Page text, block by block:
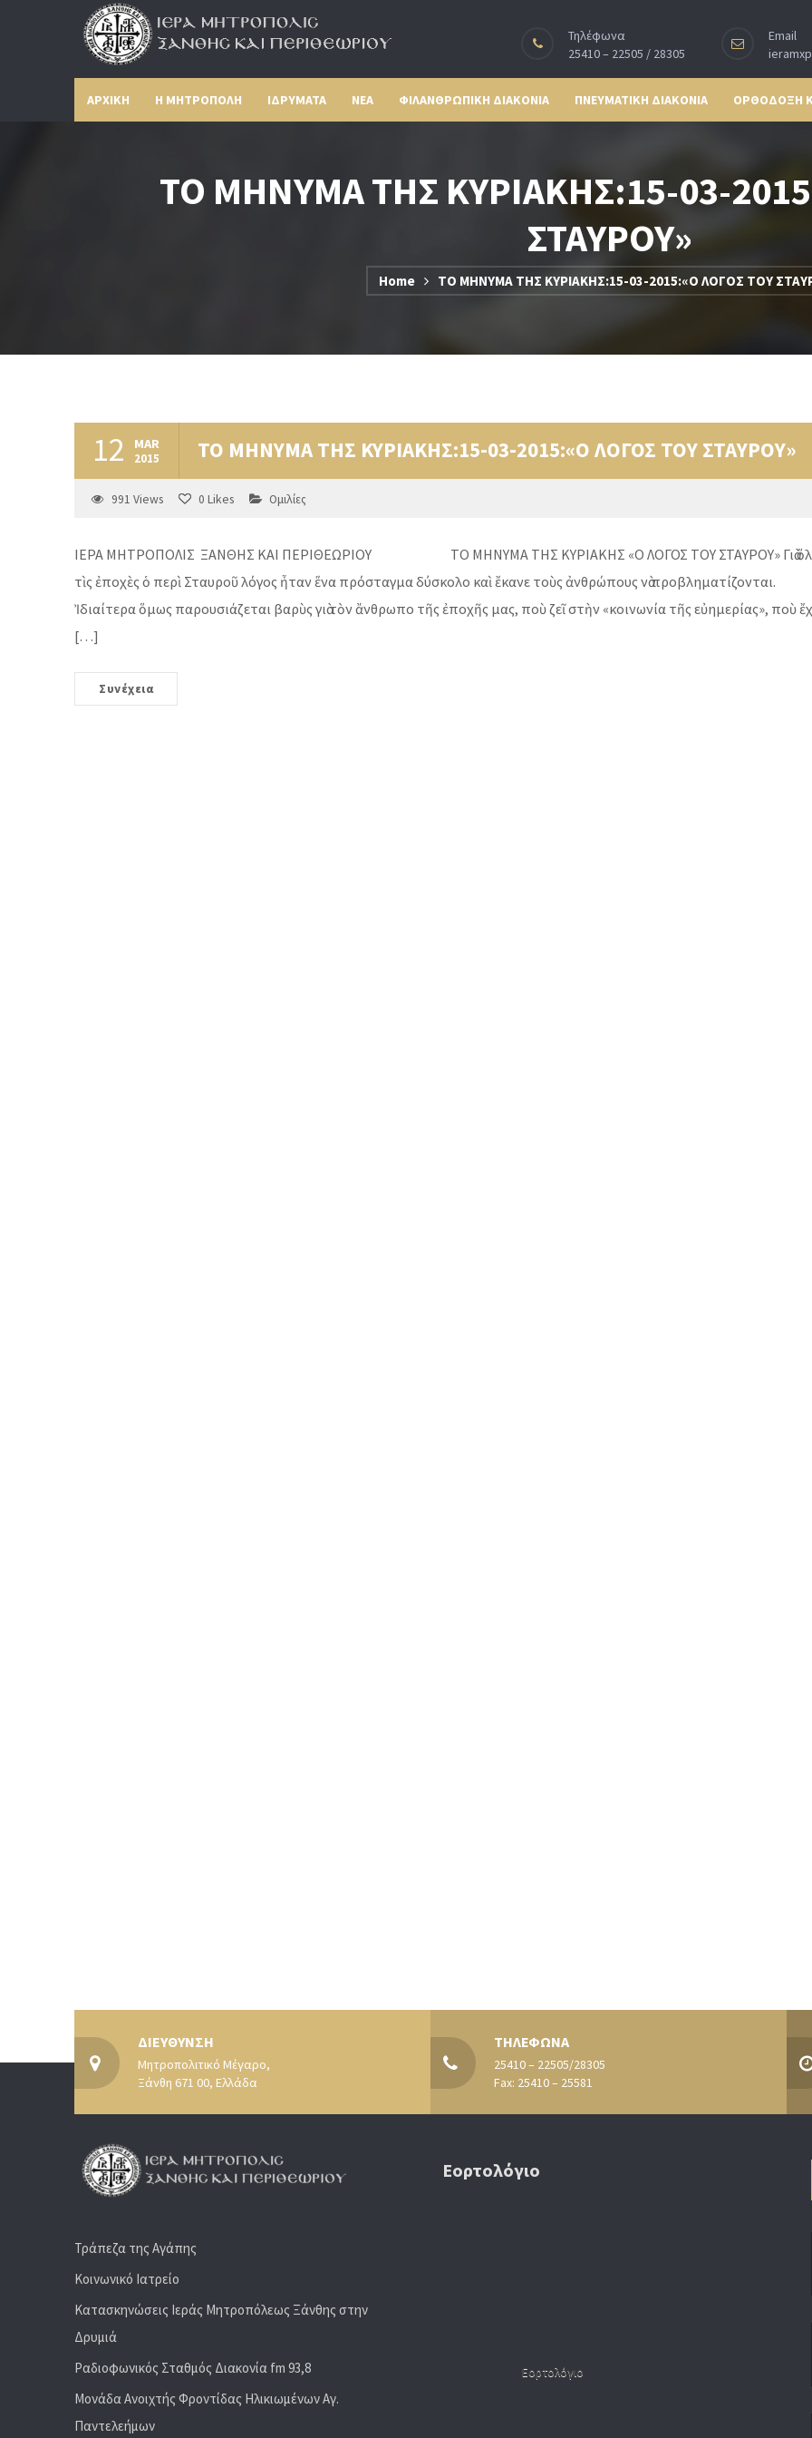
Τηλέφωνα
25410 – 22505 / 28305
Email
ΑΡΧΙΚΗ Η ΜΗΤΡΟΠΟΛΗ ΙΔΡΥΜΑΤΑ ΝΕΑ ΦΙΛΑΝΘΡΩΠΙΚΗ ΔΙΑΚΟΝΙΑ ΠΝΕΥΜΑΤΙΚΗ ΔΙΑΚΟΝΙΑ ΟΡΘΟΔΟΞΗ
ΤΟ ΜΗΝΥΜΑ ΤΗΣ ΚΥΡΙΑΚΗΣ:15-03-
ΣΤΑΥΡΟΥ»
Home ΤΟ ΜΗΝΥΜΑ ΤΗΣ ΚΥΡΙΑΚΗΣ:15-03-2015:«Ο ΛΟΓΟΣ ΤΟΥ
12 MAR
2015 ΤΟ ΜΗΝΥΜΑ ΤΗΣ ΚΥΡΙΑΚΗΣ:15-03-2015:«Ο ΛΟΓΟΣ ΤΟΥ ΣΤΑΥΡΟΥ»
991 Views 0 Likes Ομιλίες
ΙΕΡΑ ΜΗΤΡΟΠΟΛΙΣ ΞΑΝΘΗΣ ΚΑΙ ΠΕΡΙΘΕΩΡΙΟΥ ΤΟ ΜΗΝΥΜΑ ΤΗΣ ΚΥΡΙΑΚΗΣ «Ο ΛΟΓΟΣ ΤΟΥ ΣΤΑΥΡΟΥ» Γιὰ
τὶς ἐποχὲς ὁ περὶ Σταυροῦ λόγος ἦταν ἕνα πρόσταγμα δύσκολο καὶ ἔκανε τοὺς ἀνθρώπους νὰ προβληματίζονται.
Ἰδιαίτερα ὅμως παρουσιάζεται βαρὺς γιὰ τὸν ἄνθρωπο τῆς ἐποχῆς μας, ποὺ ζεῖ στὴν «κοινωνία τῆς εὐημερίας», ποὺ
[…]
Συνέχεια
ΔΙΕΥΘΥΝΣΗ
Μητροπολιτικό Μέγαρο,
Ξάνθη 671 00, Ελλάδα
ΤΗΛΕΦΩΝΑ
25410 – 22505/28305
Fax: 25410 – 25581
Τράπεζα της Αγάπης
Κοινωνικό Ιατρείο
Κατασκηνώσεις Ιεράς Μητροπόλεως Ξάνθης στην
Δρυμιά
Ραδιoφωνικός Σταθμός Διακονία fm 93,8
Μονάδα Ανοιχτής Φροντίδας Ηλικιωμένων Αγ.
Παντελεήμων
Εορτολόγιο
Εορτολόγιο